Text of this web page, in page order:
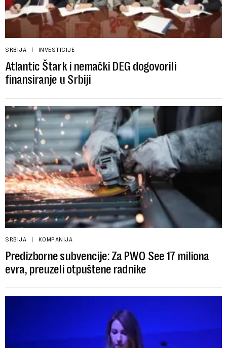
SRBIJA INVESTICIJE
Atlantic Štark i nemački DEG dogovorili
finansiranje u Srbiji
SRBIJA KOMPANIJA
Predizborne subvencije: Za PWO See 17 miliona
evra, preuzeli otpuštene radnike